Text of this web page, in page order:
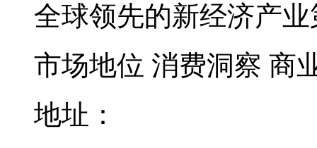
全球领先的新经济产
市场地位 消费洞察 商
地址：